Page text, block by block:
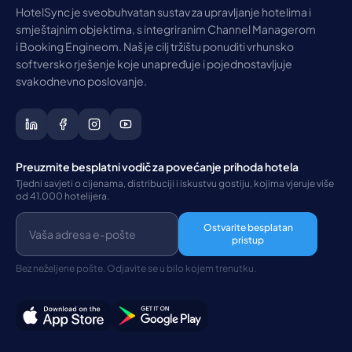
HotelSync je sveobuhvatan sustav za upravljanje hotelima i
smještajnim objektima, s integriranim Channel Managerom
i Booking Engineom. Naš je cilj tržištu ponuditi vrhunsko
softversko rješenje koje unapređuje i pojednostavljuje
svakodnevno poslovanje.
Preuzmite besplatni vodič za povećanje prihoda hotela
Tjedni savjeti o cijenama, distribuciji i iskustvu gostiju, kojima vjeruje više
od 41.000 hotelijera.
Ostvarite besplatan
pristup
Bez neželjene pošte. Odjavite se u bilo kojem trenutku.